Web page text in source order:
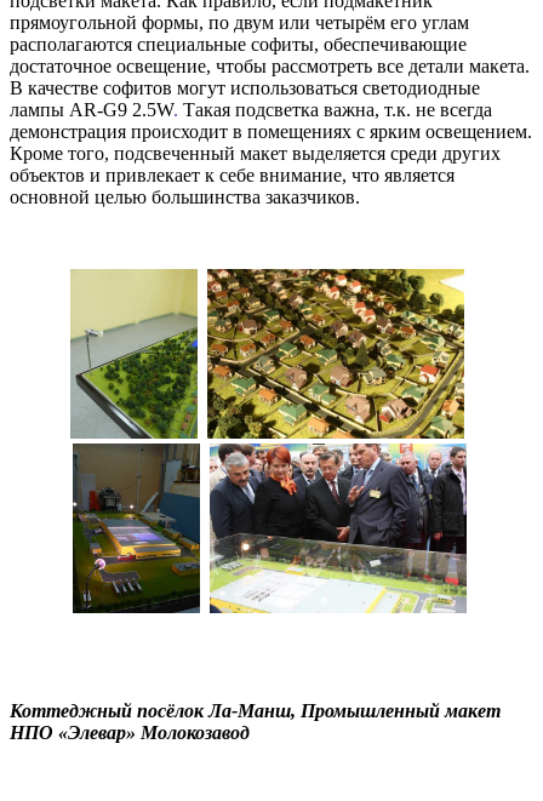
прямоугольной формы, по двум или четырём его углам
располагаются специальные софиты, обеспечивающие
достаточное освещение, чтобы рассмотреть все детали макета.
В качестве софитов могут использоваться светодиодные
лампы AR-G9 2.5W. Такая подсветка важна, т.к. не всегда
демонстрация происходит в помещениях с ярким освещением.
Кроме того, подсвеченный макет выделяется среди других
объектов и привлекает к себе внимание, что является
основной целью большинства заказчиков.
Коттеджный посёлок Ла-Манш, Промышленный макет
НПО «Элевар» Молокозавод